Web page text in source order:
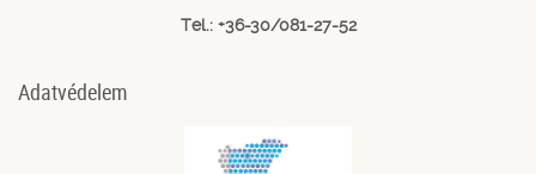
Tel.: +36-30/081-27-52
Adatvédelem